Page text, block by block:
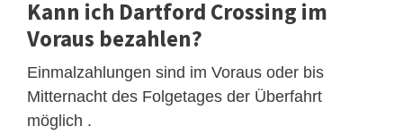
Kann ich Dartford Crossing im
Voraus bezahlen?
Einmalzahlungen sind im Voraus oder bis
Mitternacht des Folgetages der Überfahrt
möglich .